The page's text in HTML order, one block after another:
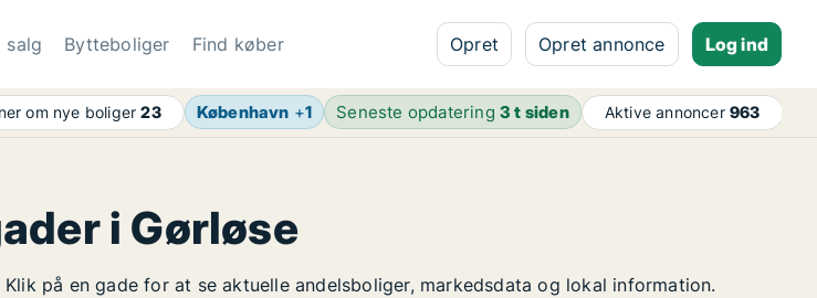
salg Bytteboliger Find køber Opret Opret annonce Log ind
om nye boliger23 København +1 Seneste opdatering3 t siden Aktive annoncer963
i Gørløse
på en gade for at se aktuelle andelsboliger, markedsdata og lokal information.